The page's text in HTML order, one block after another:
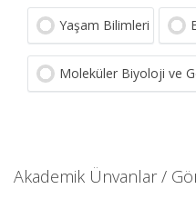
Yaşam Bilimleri
Moleküler Biyoloji ve
Akademik Ünvanlar /